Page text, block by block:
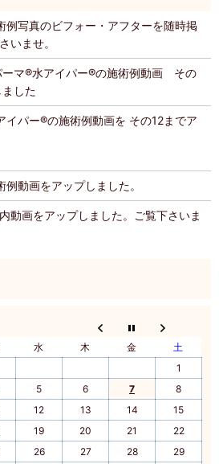
例写真のビフォー・アフターを随時掲
いませ。
ーマ®️水アイパー®️の施術例動画 その
した
パー®️の施術例動画を その12までア
動画をアップしました。
動画をアップしました。ご覧下さいま
水 木 金
土
1
5 6 7
8
12 13 14
15
19 20 21
22
26 27 28 29